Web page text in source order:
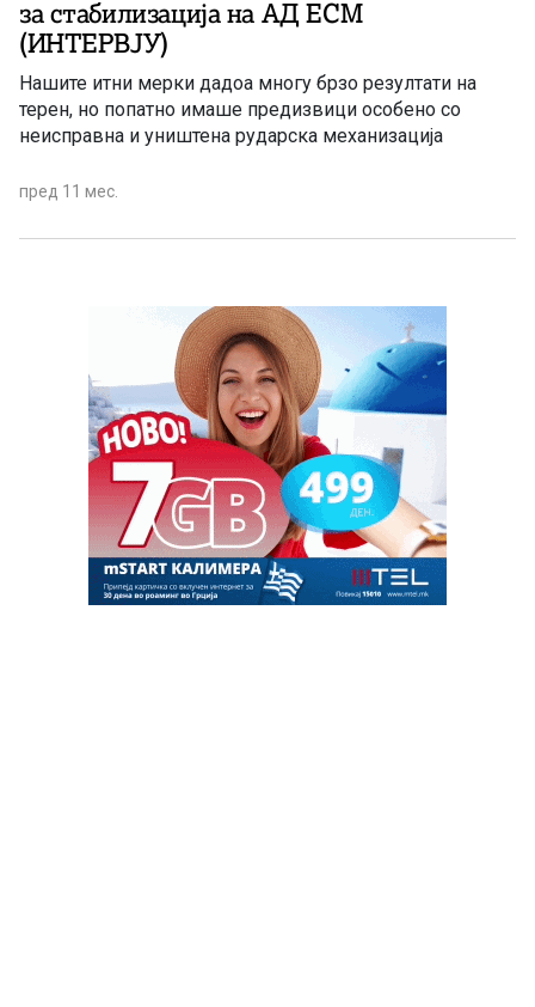
за стабилизација на АД ЕСМ
(ИНТЕРВЈУ)
Нашите итни мерки дадоа многу брзо резултати на
терен, но попатно имаше предизвици особено со
неисправна и уништена рударска механизација
пред 11 мес.